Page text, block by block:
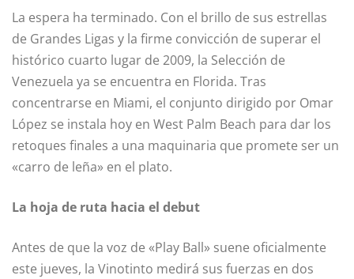
La espera ha terminado. Con el brillo de sus estrellas
de Grandes Ligas y la firme convicción de superar el
histórico cuarto lugar de 2009, la Selección de
Venezuela ya se encuentra en Florida. Tras
concentrarse en Miami, el conjunto dirigido por Omar
López se instala hoy en West Palm Beach para dar los
retoques finales a una maquinaria que promete ser un
«carro de leña» en el plato.
La hoja de ruta hacia el debut
Antes de que la voz de «Play Ball» suene oficialmente
este jueves, la Vinotinto medirá sus fuerzas en dos